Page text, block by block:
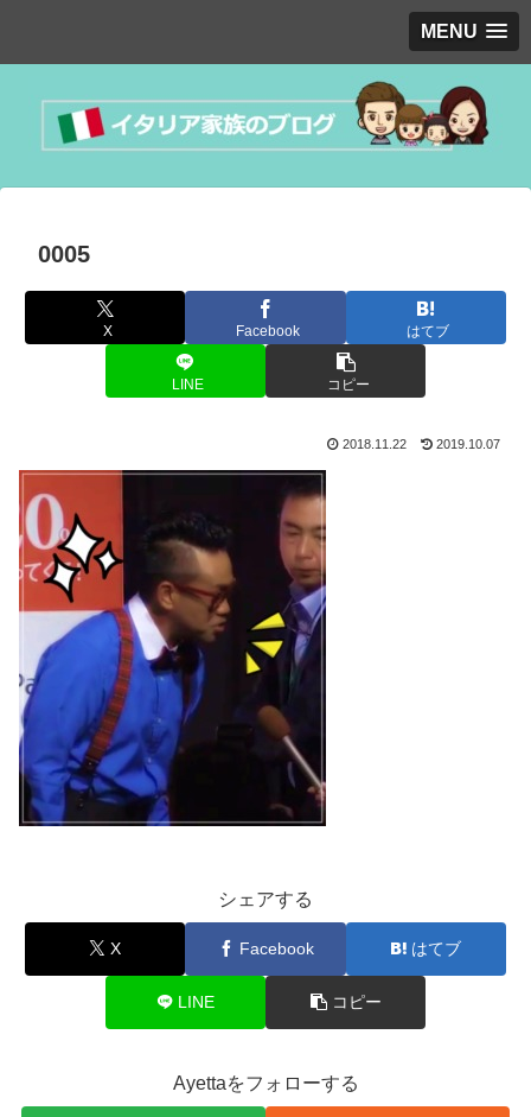
MENU
0005
X Facebook はてブ
LINE コピー
2018.11.22 2019.10.07
シェアする
X Facebook はてブ
LINE コピー
Ayettaをフォローする